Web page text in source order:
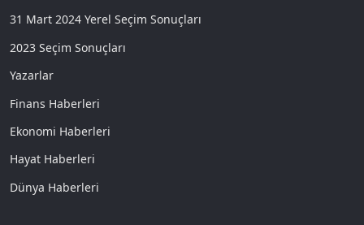
31 Mart 2024 Yerel Seçim Sonuçları
2023 Seçim Sonuçları
Yazarlar
Finans Haberleri
Ekonomi Haberleri
Hayat Haberleri
Dünya Haberleri